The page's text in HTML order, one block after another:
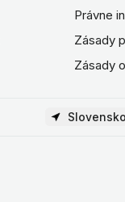
Právne
Zásady
Zásady
Slovensko